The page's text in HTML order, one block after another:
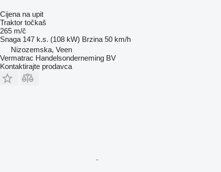
Cijena na upit
Traktor točkaš
265 m/č
Snaga 147 k.s. (108 kW) Brzina 50 km/h
Nizozemska, Veen
Vermatrac Handelsonderneming BV
Kontaktirajte prodavca